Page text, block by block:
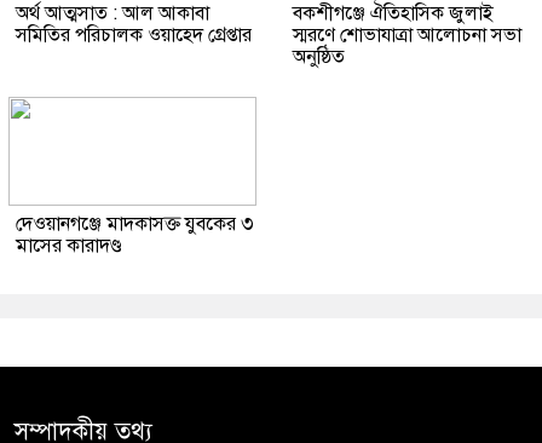
অর্থ আত্মসাত : আল আকাবা
সমিতির পরিচালক ওয়াহেদ গ্রেপ্তার
বকশীগঞ্জে ঐতিহাসিক জুলাই
স্মরণে শোভাযাত্রা আলোচনা সভা
অনুষ্ঠিত
দেওয়ানগঞ্জে মাদকাসক্ত যুবকের ৩
মাসের কারাদণ্ড
সম্পাদকীয় তথ্য